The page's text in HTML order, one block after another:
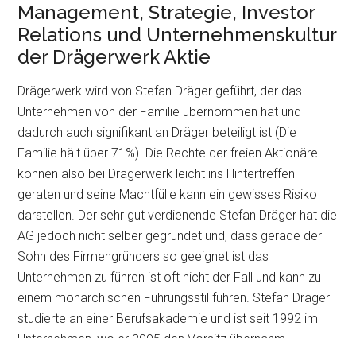
Management, Strategie, Investor
Relations und Unternehmenskultur
der Drägerwerk Aktie
Drägerwerk wird von Stefan Dräger geführt, der das
Unternehmen von der Familie übernommen hat und
dadurch auch signifikant an Dräger beteiligt ist (Die
Familie hält über 71%). Die Rechte der freien Aktionäre
können also bei Drägerwerk leicht ins Hintertreffen
geraten und seine Machtfülle kann ein gewisses Risiko
darstellen. Der sehr gut verdienende Stefan Dräger hat die
AG jedoch nicht selber gegründet und, dass gerade der
Sohn des Firmengründers so geeignet ist das
Unternehmen zu führen ist oft nicht der Fall und kann zu
einem monarchischen Führungsstil führen. Stefan Dräger
studierte an einer Berufsakademie und ist seit 1992 im